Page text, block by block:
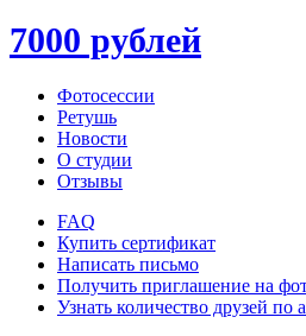
7000 рублей
Фотосессии
Ретушь
Новости
О студии
Отзывы
FAQ
Купить сертификат
Написать письмо
Получить приглашение на
Узнать количество друзей по